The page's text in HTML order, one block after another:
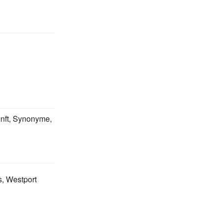
Synonyme,
Westport